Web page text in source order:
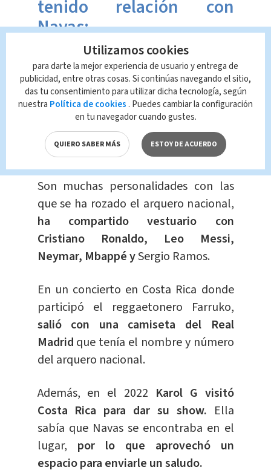
tenido relación con
Navas:
Para nadie es un secreto queKeylor
Navas es mundialmente reconocido,
por su extraordinaria carrera
futbolística y los logros que ha
conseguido tanto en el Real Madrid
como el París Saint Germain.
Son muchas personalidades con las
que se ha rozado el arquero nacional,
ha compartido vestuario con
Cristiano Ronaldo, Leo Messi,
Neymar, Mbappé ySergio Ramos.
En un concierto en Costa Rica donde
participó el reggaetonero Farruko,
salió con una camiseta del Real
Madrid que tenía el nombre y número
del arquero nacional.
Además, en el 2022 Karol G visitó
Costa Rica para dar su show. Ella
sabía que Navas se encontraba en el
lugar, por lo que aprovechó un
espacio para enviarle un saludo.
Utilizamos cookies
para darte la mejor experiencia de usuario y entrega de
publicidad, entre otras cosas. Si continúas navegando el sitio,
das tu consentimiento para utilizar dicha tecnología, según
nuestra Política de cookies . Puedes cambiar la configuración
en tu navegador cuando gustes.
QUIERO SABER MÁS ESTOY DE ACUERDO